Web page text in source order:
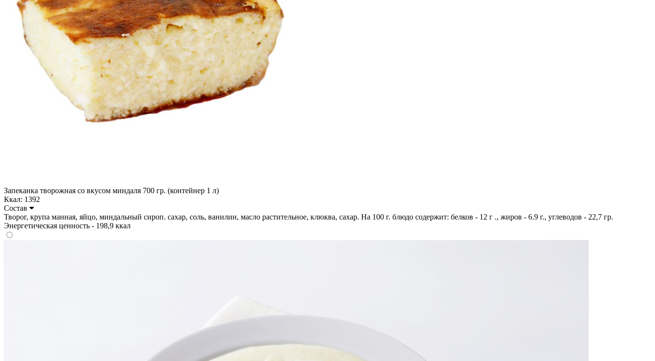
Запеканка творожная со вкусом миндаля 700 гр. (контейнер 1 л)
Ккал: 1392
Состав
Творог, крупа манная, яйцо, миндальный сироп. сахар, соль, ванилин, масло растительное, клюква, сахар. На 100 г. блюдо содержит: белков - 12 г ., жиров - 6.9 г., углеводов - 22,7 гр.
Энергетическая ценность - 198,9 ккал